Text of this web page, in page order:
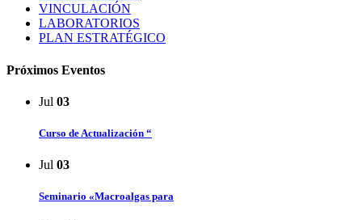
VINCULACIÓN
LABORATORIOS
PLAN ESTRATÉGICO
Próximos Eventos
Jul 03
Curso de Actualización “
Jul 03
Seminario «Macroalgas para